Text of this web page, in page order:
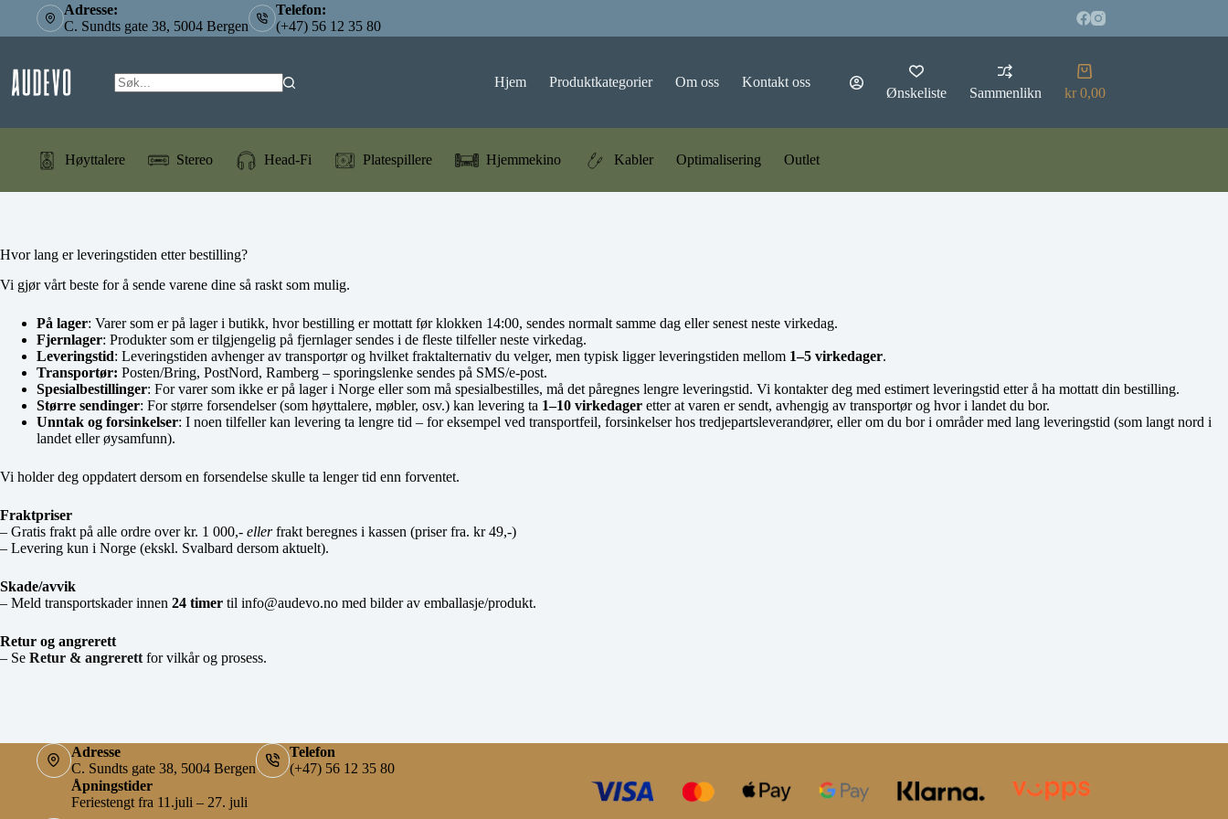
innholdet
Adresse:
C. Sundts gate 38, 5004 Bergen
Telefon:
(+47) 56 12 35 80
Hjem Produktkategorier Om oss Kontakt oss
Ønskeliste Sammenlikn
Handlekurv
kr0,00
Høyttalere Stereo Head-Fi Platespillere Hjemmekino Kabler Optimalisering Outlet
Hvor lang er leveringstiden etter bestilling?
Vi gjør vårt beste for å sende varene dine så raskt som mulig.
På lager: Varer som er på lager i butikk, hvor bestilling er mottatt før klokken 14:00, sendes normalt samme dag eller senest neste virkedag.
Fjernlager: Produkter som er tilgjengelig på fjernlager sendes i de fleste tilfeller neste virkedag.
Leveringstid: Leveringstiden avhenger av transportør og hvilket fraktalternativ du velger, men typisk ligger leveringstiden mellom 1–5 virkedager.
Transportør: Posten/Bring, PostNord, Ramberg – sporingslenke sendes på SMS/e-post.
Spesialbestillinger: For varer som ikke er på lager i Norge eller som må spesialbestilles, må det påregnes lengre leveringstid. Vi kontakter deg med estimert leveringstid etter å ha mottatt din bestilling.
Større sendinger: For større forsendelser (som høyttalere, møbler, osv.) kan levering ta 1–10 virkedager etter at varen er sendt, avhengig av transportør og hvor i landet du bor.
Unntak og forsinkelser: I noen tilfeller kan levering ta lengre tid – for eksempel ved transportfeil, forsinkelser hos tredjepartsleverandører, eller om du bor i områder med lang leveringstid (som langt nord i
landet eller øysamfunn).
Vi holder deg oppdatert dersom en forsendelse skulle ta lenger tid enn forventet.
Fraktpriser
– Gratis frakt på alle ordre over kr. 1 000,- ellerfrakt beregnes i kassen (priser fra. kr 49,-)
– Levering kun i Norge (ekskl. Svalbard dersom aktuelt).
Skade/avvik
– Meld transportskader innen 24 timer til info@audevo.no med bilder av emballasje/produkt.
Retur og angrerett
– Se Retur & angrerett for vilkår og prosess.
Adresse
C. Sundts gate 38, 5004 Bergen
Telefon
(+47) 56 12 35 80
Åpningstider
Feriestengt fra 11.juli – 27. juli